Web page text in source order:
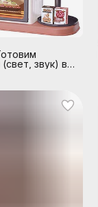
звук) в